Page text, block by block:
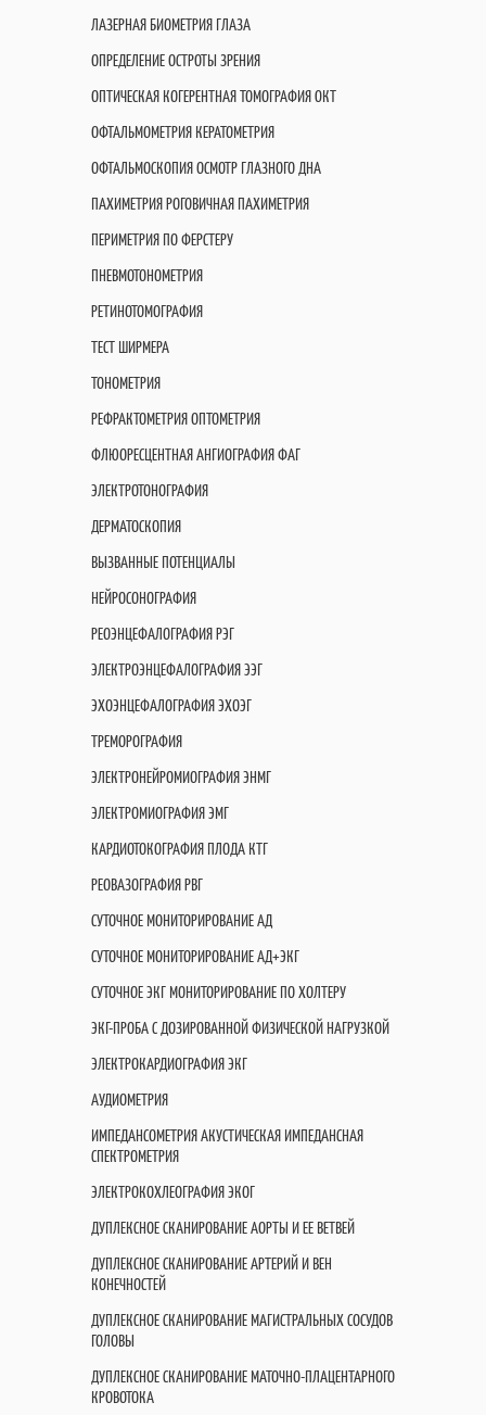
ЛАЗЕРНАЯ БИОМЕТРИЯ ГЛАЗА
ОПРЕДЕЛЕНИЕ ОСТРОТЫ ЗРЕНИЯ
ОПТИЧЕСКАЯ КОГЕРЕНТНАЯ ТОМОГРАФИЯ OКT
ОФТАЛЬМОМЕТРИЯ КЕРАТОМЕТРИЯ
ОФТАЛЬМОСКОПИЯ ОСМОТР ГЛАЗНОГО ДНА
ПАХИМЕТРИЯ РОГОВИЧНАЯ ПАХИМЕТРИЯ
ПЕРИМЕТРИЯ ПО ФЕРСТЕРУ
ПНЕВМОТОНОМЕТРИЯ
РЕТИНОТОМОГРАФИЯ
ТЕСТ ШИРМЕРА
ТОНОМЕТРИЯ
РЕФРАКТОМЕТРИЯ ОПТОМЕТРИЯ
ФЛЮОРЕСЦЕНТНАЯ АНГИОГРАФИЯ ФАГ
ЭЛЕКТРОТОНОГРАФИЯ
ДЕРМАТОСКОПИЯ
ВЫЗВАННЫЕ ПОТЕНЦИАЛЫ
НЕЙРОСОНОГРАФИЯ
РЕОЭНЦЕФАЛОГРАФИЯ РЭГ
ЭЛЕКТРОЭНЦЕФАЛОГРАФИЯ ЭЭГ
ЭХОЭНЦЕФАЛОГРАФИЯ ЭХОЭГ
ТРЕМОРОГРАФИЯ
ЭЛЕКТРОНЕЙРОМИОГРАФИЯ ЭНМГ
ЭЛЕКТРОМИОГРАФИЯ ЭМГ
КАРДИОТОКОГРАФИЯ ПЛОДА КТГ
РЕОВАЗОГРАФИЯ РВГ
СУТОЧНОЕ МОНИТОРИРОВАНИЕ АД
СУТОЧНОЕ МОНИТОРИРОВАНИЕ АД+ЭКГ
СУТОЧНОЕ ЭКГ МОНИТОРИРОВАНИЕ ПО ХОЛТЕРУ
ЭКГ-ПРОБА С ДОЗИРОВАННОЙ ФИЗИЧЕСКОЙ НАГРУЗКОЙ
ЭЛЕКТРОКАРДИОГРАФИЯ ЭКГ
АУДИОМЕТРИЯ
ИМПЕДАНСОМЕТРИЯ АКУСТИЧЕСКАЯ ИМПЕДАНСНАЯ
СПЕКТРОМЕТРИЯ
ЭЛЕКТРОКОХЛЕОГРАФИЯ ЭКОГ
ДУПЛЕКСНОЕ СКАНИРОВАНИЕ АОРТЫ И ЕЕ ВЕТВЕЙ
ДУПЛЕКСНОЕ СКАНИРОВАНИЕ АРТЕРИЙ И ВЕН
КОНЕЧНОСТЕЙ
ДУПЛЕКСНОЕ СКАНИРОВАНИЕ МАГИСТРАЛЬНЫХ СОСУДОВ
ГОЛОВЫ
ДУПЛЕКСНОЕ СКАНИРОВАНИЕ МАТОЧНО-ПЛАЦЕНТАРНОГО
КРОВОТОКА